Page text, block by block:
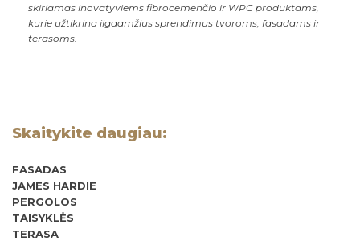
skiriamas inovatyviems fibrocemenčio ir WPC produktams,
kurie užtikrina ilgaamžius sprendimus tvoroms, fasadams ir
terasoms.
Skaitykite daugiau:
FASADAS
JAMES HARDIE
PERGOLOS
TAISYKLĖS
TERASA